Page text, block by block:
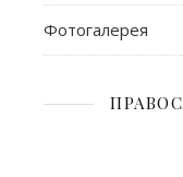
Фотогалерея